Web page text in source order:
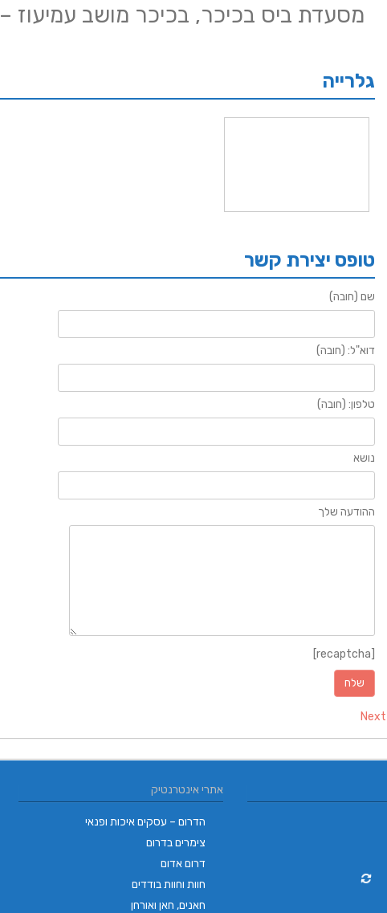
מסעדת ביס בכיכר, בכיכר מושב
גלרייה
טופס יצירת קשר
שם (חובה)
דוא"ל: (חובה)
טלפון: (חובה)
נושא
ההודעה שלך
Next
אתרי אינטרנטיק
הדרום – עסקים איכות ופנאי
צימרים בדרום
דרום אדום
חוות וחוות בודדים
חאנים, חאן ואורחן